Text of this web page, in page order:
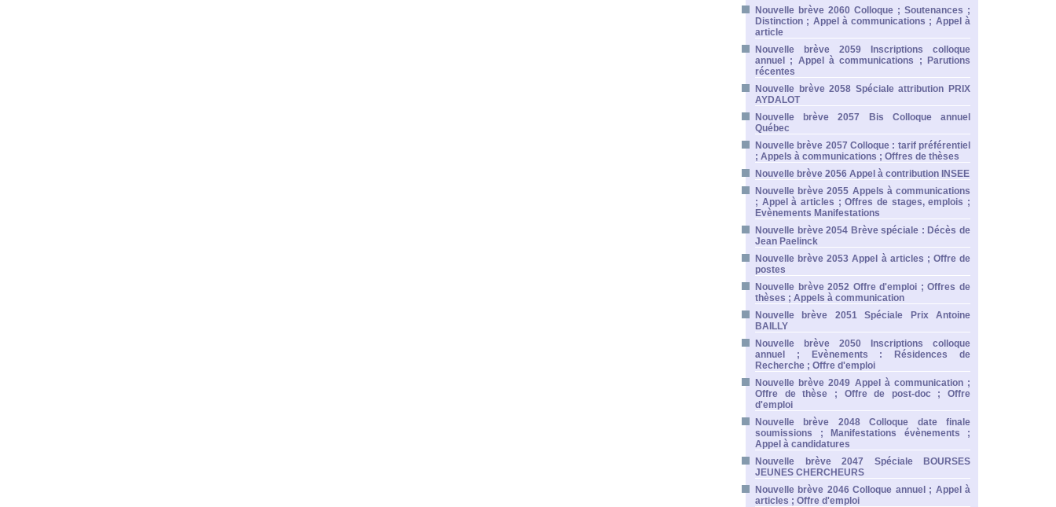
Nouvelle brève 2060 Colloque ; Soutenances ;
Distinction ; Appel à communications ; Appel à
article
Nouvelle brève 2059 Inscriptions colloque
annuel ; Appel à communications ; Parutions
récentes
Nouvelle brève 2058 Spéciale attribution PRIX
AYDALOT
Nouvelle brève 2057 Bis Colloque annuel
Québec
Nouvelle brève 2057 Colloque : tarif préférentiel
; Appels à communications ; Offres de thèses
Nouvelle brève 2056 Appel à contribution INSEE
Nouvelle brève 2055 Appels à communications
; Appel à articles ; Offres de stages, emplois ;
Evènements Manifestations
Nouvelle brève 2054 Brève spéciale : Décès de
Jean Paelinck
Nouvelle brève 2053 Appel à articles ; Offre de
postes
Nouvelle brève 2052 Offre d'emploi ; Offres de
thèses ; Appels à communication
Nouvelle brève 2051 Spéciale Prix Antoine
BAILLY
Nouvelle brève 2050 Inscriptions colloque
annuel ; Evènements : Résidences de
Recherche ; Offre d'emploi
Nouvelle brève 2049 Appel à communication ;
Offre de thèse ; Offre de post-doc ; Offre
d'emploi
Nouvelle brève 2048 Colloque date finale
soumissions ; Manifestations évènements ;
Appel à candidatures
Nouvelle brève 2047 Spéciale BOURSES
JEUNES CHERCHEURS
Nouvelle brève 2046 Colloque annuel ; Appel à
articles ; Offre d'emploi